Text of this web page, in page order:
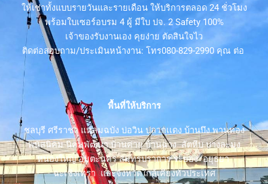
ให้เช่าทั้งแบบรายวันและรายเดือน ให้บริการตลอด 24 ชั่วโมง
พร้อมใบเซอร์อบรม 4 ผู้ มีใบ ปจ. 2 Safety 100%
เจ้าของรับงานเอง คุยง่าย ตัดสินใจไว
ติดต่อสอบถาม/ประเมินหน้างาน: โทร080-829-2990 คุณ ต่อ
พื้นที่ให้บริการ
ชลบุรี ศรีราชา แหลมฉบัง บ่อวิน ปลวกเเดง บ้านบึง พานทอง
พนัสนิคม นิคมพัฒนา บ้านค่าย บ้านฉาง สัตหีบ บางละมุง
หนองใหญ่ อมตะนคร สมุทรปราการ ระยอง อยุธยา
ฉะเชิงเทรา และจังหวัดใกล้เคียงทั่วประเทศ